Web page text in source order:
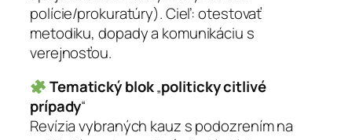
polície/prokuratúry). Cieľ: otestovať
metodiku, dopady a komunikáciu s
verejnosťou.
Tematický blok„politicky citlivé
prípady“
Revízia vybraných kauz s podozrením na